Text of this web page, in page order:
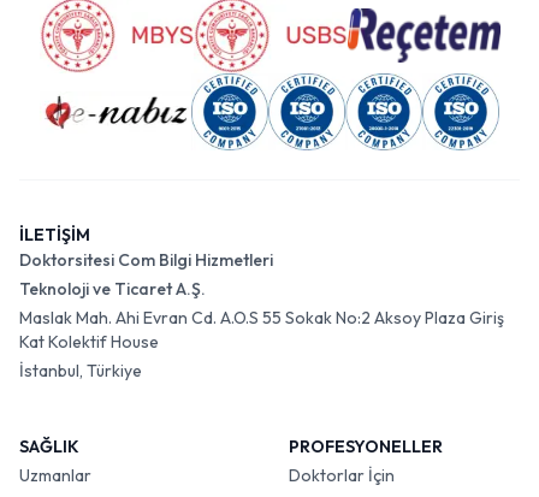
İLETİŞİM
Doktorsitesi Com Bilgi Hizmetleri
Teknoloji ve Ticaret A.Ş.
Maslak Mah. Ahi Evran Cd. A.O.S 55 Sokak No:2 Aksoy Plaza Giriş
Kat Kolektif House
İstanbul, Türkiye
SAĞLIK
Uzmanlar
PROFESYONELLER
Doktorlar İçin